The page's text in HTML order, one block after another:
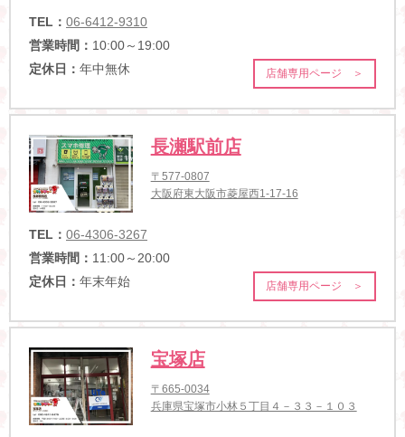
TEL： 06-6412-9310
営業時間： 10:00～19:00
定休日： 年中無休 店舗専用ページ ＞
長瀬駅前店
〒577-0807
大阪府東大阪市菱屋西1-17-16
TEL： 06-4306-3267
営業時間： 11:00～20:00
定休日： 年末年始 店舗専用ページ ＞
宝塚店
〒665-0034
兵庫県宝塚市小林５丁目４－３３－１０３